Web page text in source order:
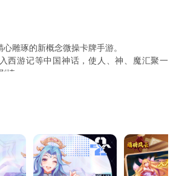
将自选宝箱！ ★神将派送：升级即送超强红
枪，连登4日还送最强18神将吕蒙！ ★活跃
分解已上线，助力战力增长！ ★全新PVP玩
具趣味性的多队PVP战斗！ ★游戏礼包请在
领取。 ★反馈问题请在爱吾悬浮窗点击“在
心雕琢的新概念微操卡牌手游。
西游记等中国神话，使人、神、魔汇聚一
情；
、世界资源争夺等特色玩法，满足一切期
战，你准备好了吗？